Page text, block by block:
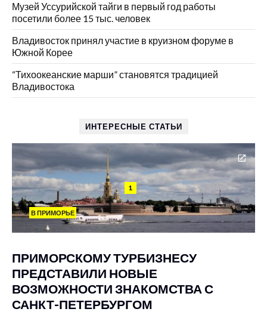
Музей Уссурийской тайги в первый год работы
посетили более 15 тыс. человек
Владивосток принял участие в круизном форуме в
Южной Корее
“Тихоокеанские марши” становятся традицией
Владивостока
ИНТЕРЕСНЫЕ СТАТЬИ
1
В ПРИМОРЬЕ
ПРИМОРСКОМУ ТУРБИЗНЕСУ
ПРЕДСТАВИЛИ НОВЫЕ
ВОЗМОЖНОСТИ ЗНАКОМСТВА С
САНКТ-ПЕТЕРБУРГОМ